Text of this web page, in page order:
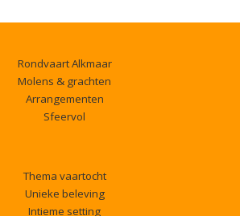
Rondvaart Alkmaar
Molens & grachten
Arrangementen
Sfeervol
Thema vaartocht
Unieke beleving
Intieme setting